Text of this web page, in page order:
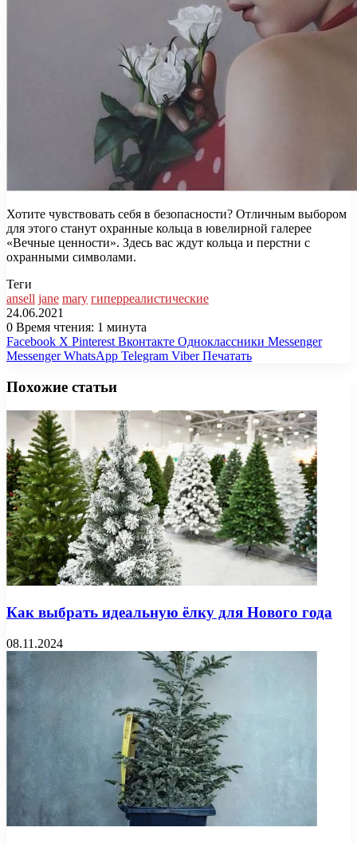
Хотите чувствовать себя в безопасности? Отличным выбором
для этого станут охранные кольца в ювелирной галерее
«Вечные ценности». Здесь вас ждут кольца и перстни с
охранными символами.
Теги
ansell jane mary гиперреалистические
24.06.2021
0 Время чтения: 1 минута
Facebook X Pinterest Вконтакте Одноклассники Messenger
Messenger WhatsApp Telegram Viber Печатать
Похожие статьи
Как выбрать идеальную ёлку для Нового года
08.11.2024